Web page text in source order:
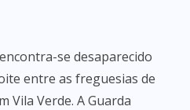
se desaparecido
entre as freguesias de
Vila Verde. A Guarda